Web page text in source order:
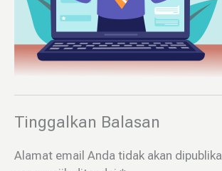
Tinggalkan Balasan
Alamat email Anda tidak akan